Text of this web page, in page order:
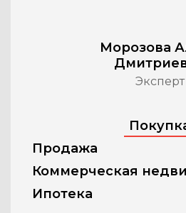
Морозова
Эксперт
Продажа
Коммерческая
Ипотека